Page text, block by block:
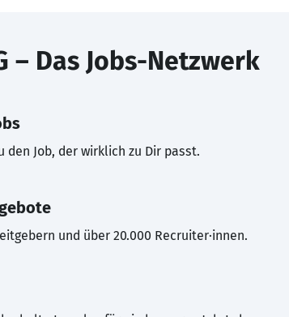
– Das Jobs-Netzwerk
den Job, der wirklich zu Dir passt.
und über 20.000 Recruiter·innen.